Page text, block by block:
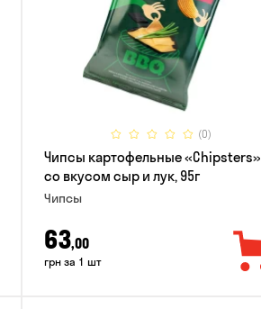
(0)
Чипсы картофельные «Chipsters»
со вкусом сыр и лук, 95г
Чипсы
63,00
грн за 1 шт